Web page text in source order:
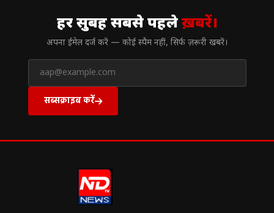
हर सुबह सबसे पहलेख़बरें।
अपना ईमेल दर्ज करें — कोई स्पैम नहीं, सिर्फ ज़रूरी खबरें।
सब्सक्राइब करें